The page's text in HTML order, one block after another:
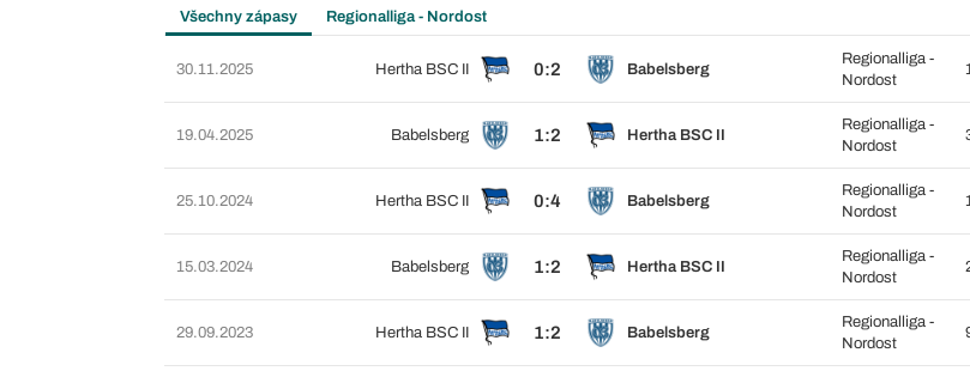
Všechny zápasy Regionalliga - Nordost
30.11.2025 Hertha BSC II 0:2 Babelsberg
Regionalliga -
Nordost
19.04.2025 Babelsberg 1:2 Hertha BSC II
Regionalliga -
Nordost
25.10.2024 Hertha BSC II 0:4 Babelsberg
Regionalliga -
Nordost
15.03.2024 Babelsberg 1:2 Hertha BSC II
Regionalliga -
Nordost
29.09.2023 Hertha BSC II 1:2 Babelsberg
Regionalliga -
Nordost